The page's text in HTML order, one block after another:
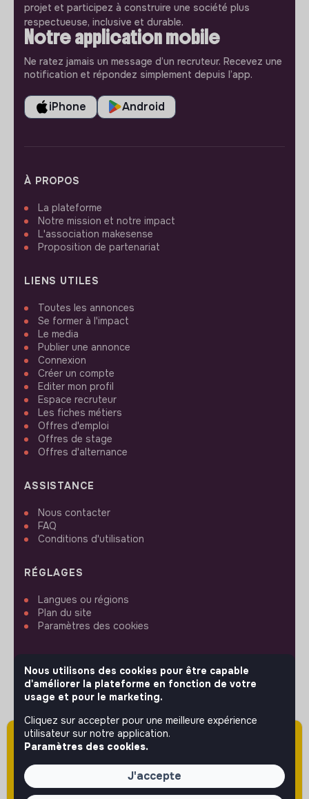
Attention cette annonce a été publiée il y a
plus de 60 jours (le 13/05/2026) et est sans
doute expirée ou non mise à jour.
projet et participez à construire une société plus
respectueuse, inclusive et durable.
Notre application mobile
Ne ratez jamais un message d’un recruteur. Recevez une
notification et répondez simplement depuis l’app.
iPhone Android
À PROPOS
La plateforme
Notre mission et notre impact
L'association makesense
Proposition de partenariat
LIENS UTILES
Toutes les annonces
Se former à l'impact
Le media
Publier une annonce
Connexion
Créer un compte
Editer mon profil
Espace recruteur
Les fiches métiers
Offres d'emploi
Offres de stage
Offres d'alternance
ASSISTANCE
Nous contacter
FAQ
Conditions d'utilisation
RÉGLAGES
Langues ou régions
Plan du site
Paramètres des cookies
SUIVEZ-NOUS
© 2026 jobs that makesense.
Nous utilisons des cookies pour être capable
d'améliorer la plateforme en fonction de votre
usage et pour le marketing.
Cliquez sur accepter pour une meilleure expérience
utilisateur sur notre application.
Paramètres des cookies.
J'accepte